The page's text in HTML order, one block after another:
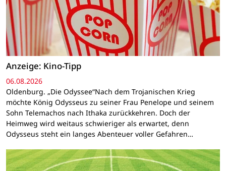
Anzeige: Kino-Tipp
06.08.2026
Oldenburg. „Die Odyssee“Nach dem Trojanischen Krieg
möchte König Odysseus zu seiner Frau Penelope und seinem
Sohn Telemachos nach Ithaka zurückkehren. Doch der
Heimweg wird weitaus schwieriger als erwartet, denn
Odysseus steht ein langes Abenteuer voller Gefahren…